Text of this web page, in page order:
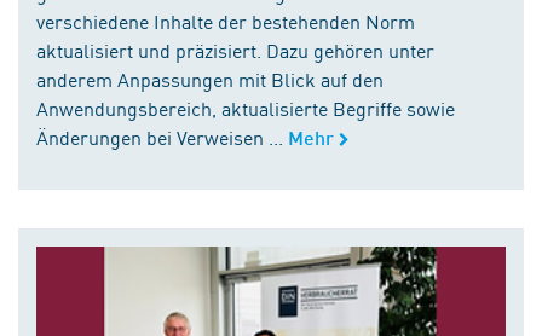
verschiedene Inhalte der bestehenden Norm
aktualisiert und präzisiert. Dazu gehören unter
anderem Anpassungen mit Blick auf den
Anwendungsbereich, aktualisierte Begriffe sowie
Änderungen bei Verweisen ...
Mehr